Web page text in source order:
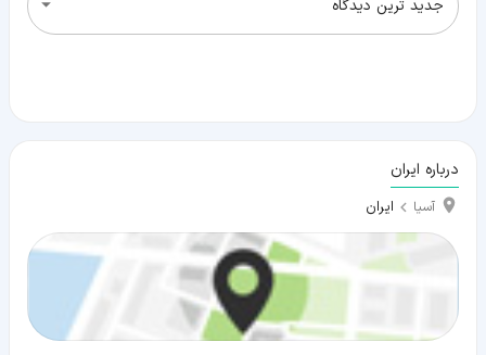
جدید ترین دیدگاه
درباره ایران
آسیا ایران